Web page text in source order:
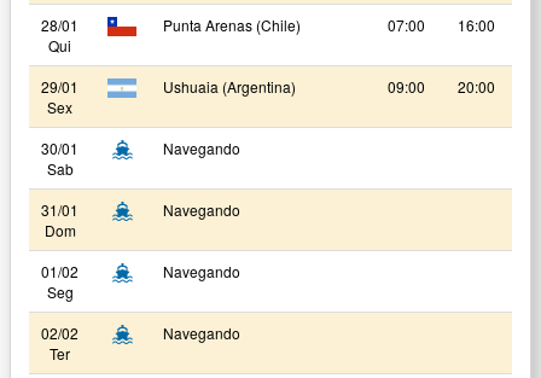
28/01
Qui
Punta Arenas (Chile) 07:00 16:00
29/01
Sex
Ushuaia (Argentina) 09:00 20:00
30/01
Sab
Navegando
31/01
Dom
Navegando
01/02
Seg
Navegando
02/02
Ter
Navegando